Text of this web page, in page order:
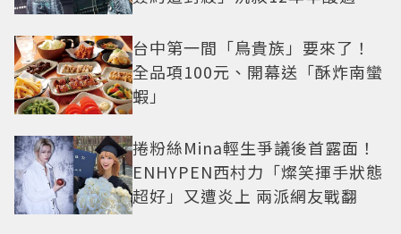
台中第一間「鳥貴族」要來了！
全品項100元、開幕送「酥炸南蠻
蝦」
捲粉絲Mina輕生爭議後首露面！
ENHYPEN西村力「燦笑揮手狀態
超好」又遭炎上 兩派網友戰翻